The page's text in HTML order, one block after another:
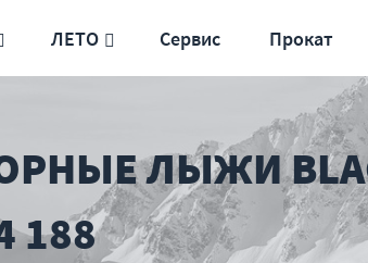
ЛЕТО Сервис Прокат
ЛЫЖИ
188